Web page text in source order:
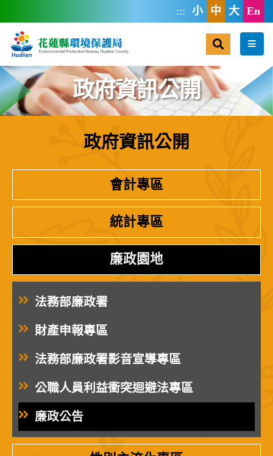
::: 小 中 大 En
選單
政府資訊公開
政府資訊公開
會計專區
統計專區
廉政園地
法務部廉政署
財產申報專區
法務部廉政署影音宣導專區
公職人員利益衝突迴避法專區
廉政公告